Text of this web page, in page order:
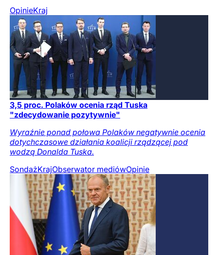
OpinieKraj
3,5 proc. Polaków ocenia rząd Tuska
"zdecydowanie pozytywnie"
Wyraźnie ponad połowa Polaków negatywnie ocenia
dotychczasowe działania koalicji rządzącej pod
wodzą Donalda Tuska.
SondażKrajObserwator mediówOpinie